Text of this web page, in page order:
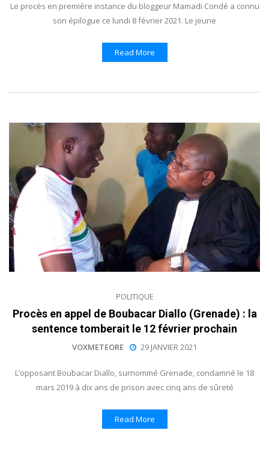
Le procès en première instance du bloggeur Mamadi Condé a connu
son épilogue ce lundi 8 février 2021. Le jeune
Read More
POLITIQUE
Procès en appel de Boubacar Diallo (Grenade) : la
sentence tomberait le 12 février prochain
VOXMETEORE 29 JANVIER 2021
L’opposant Boubacar Diallo, surnommé Grenade, condamné le 18
mars 2019 à dix ans de prison avec cinq ans de sûreté
Read More